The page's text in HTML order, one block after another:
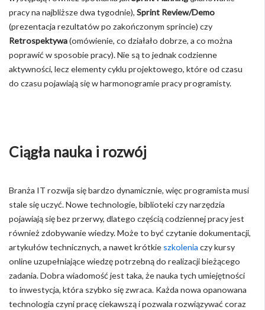
pracy na najbliższe dwa tygodnie), Sprint Review/Demo
(prezentacja rezultatów po zakończonym sprincie) czy
Retrospektywa(omówienie, co działało dobrze, a co można
poprawić w sposobie pracy). Nie są to jednak codzienne
aktywności, lecz elementy cyklu projektowego, które od czasu
do czasu pojawiają się w harmonogramie pracy programisty.
Ciągła nauka i rozwój
Branża IT rozwija się bardzo dynamicznie, więc programista musi
stale się uczyć. Nowe technologie, biblioteki czy narzędzia
pojawiają się bez przerwy, dlatego częścią codziennej pracy jest
również zdobywanie wiedzy. Może to być czytanie dokumentacji,
artykułów technicznych, a nawet krótkie szkolenia czy kursy
online uzupełniające wiedzę potrzebną do realizacji bieżącego
zadania. Dobra wiadomość jest taka, że nauka tych umiejętności
to inwestycja, która szybko się zwraca. Każda nowa opanowana
technologia czyni pracę ciekawszą i pozwala rozwiązywać coraz